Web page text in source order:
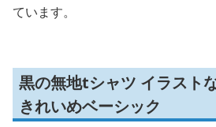
ています。
黒の無地tシャツ イラスト
きれいめベーシック